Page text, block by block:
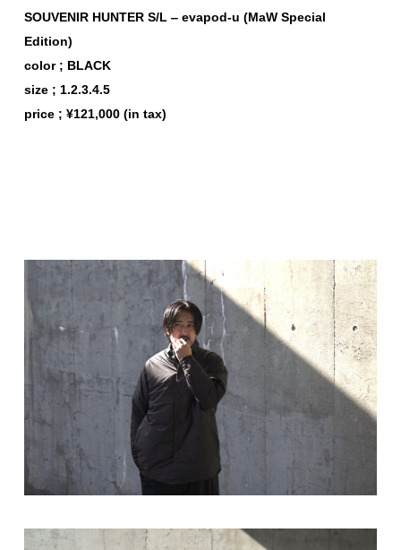
SOUVENIR HUNTER S/L ‒ evapod-u (MaW Special
Edition)
color ; BLACK
size ; 1.2.3.4.5
price ; ¥121,000 (in tax)